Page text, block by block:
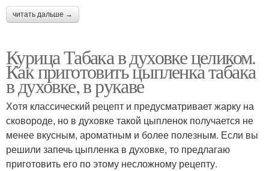
читать дальше →
Курица Табака в духовке целиком.
Как приготовить цыпленка табака
в духовке, в рукаве
Хотя классический рецепт и предусматривает жарку на
сковороде, но в духовке такой цыпленок получается не
менее вкусным, ароматным и более полезным. Если вы
решили запечь цыпленка в духовке, то предлагаю
приготовить его по этому несложному рецепту.